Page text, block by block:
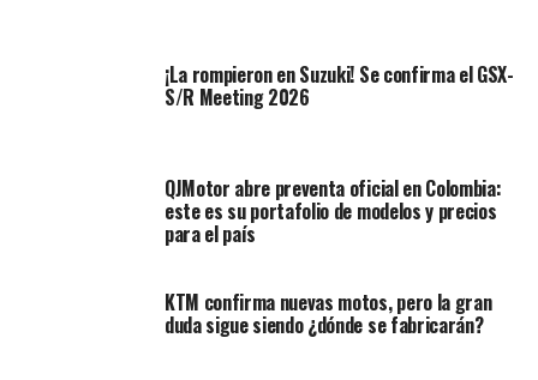
¿Dónde está la información de
MinTransporte?
verla dándole click aquí.
Al sistema lo denominaron Registro de Condiciones de
este medio tecnológico, se pueden enviar los registros
directamente al MinTransporte.
¡La rompieron en Suzuki! Se confirma el GSX-
S/R Meeting 2026
QJMotor abre preventa oficial en Colombia:
este es su portafolio de modelos y precios
para el país
KTM confirma nuevas motos, pero la gran
duda sigue siendo ¿dónde se fabricarán?